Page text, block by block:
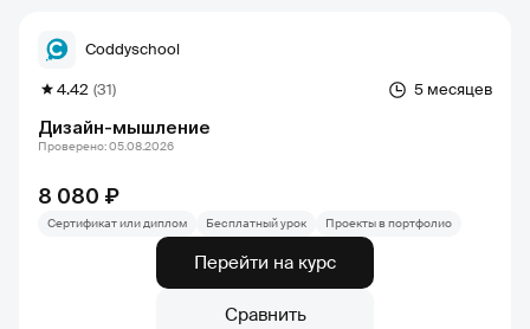
Дизайн-мышление
5 месяцев
4.42 (31)
Coddyschool
8 080 ₽
Проверено: 05.08.2026
Сертификат или диплом Бесплатный урок Проекты в портфолио
Перейти на курс
Сравнить